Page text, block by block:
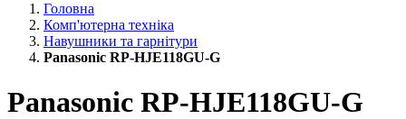
Головна
Комп'ютерна техніка
Навушники та гарнітури
Panasonic RP-HJE118GU-G
Panasonic RP-HJE118GU-G